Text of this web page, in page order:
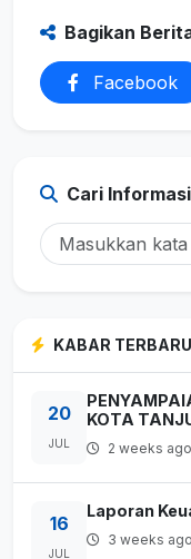
Bagikan
Facebook
Cari Informasi
KABAR TERBARU
20
JUL
KOTA
2 weeks ago
16
JUL
Laporan
3 weeks ago